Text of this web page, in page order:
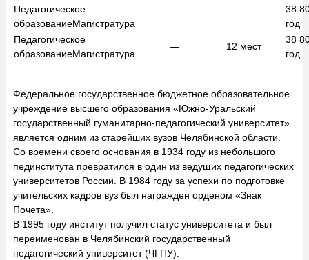
Педагогическое
образованиеМагистратура
— —
38
год
Педагогическое
образованиеМагистратура
— 12 мест
38
год
Федеральное государственное бюджетное образовательное
учреждение высшего образования «Южно-Уральский
государственный гуманитарно-педагогический университет»
является одним из старейших вузов Челябинской области.
Со времени своего основания в 1934 году из небольшого
пединститута превратился в один из ведущих педагогических
университетов России. В 1984 году за успехи по подготовке
учительских кадров вуз был награжден орденом «Знак
Почета».
В 1995 году институт получил статус университета и был
переименован в Челябинский государственный
педагогический университет (ЧГПУ).